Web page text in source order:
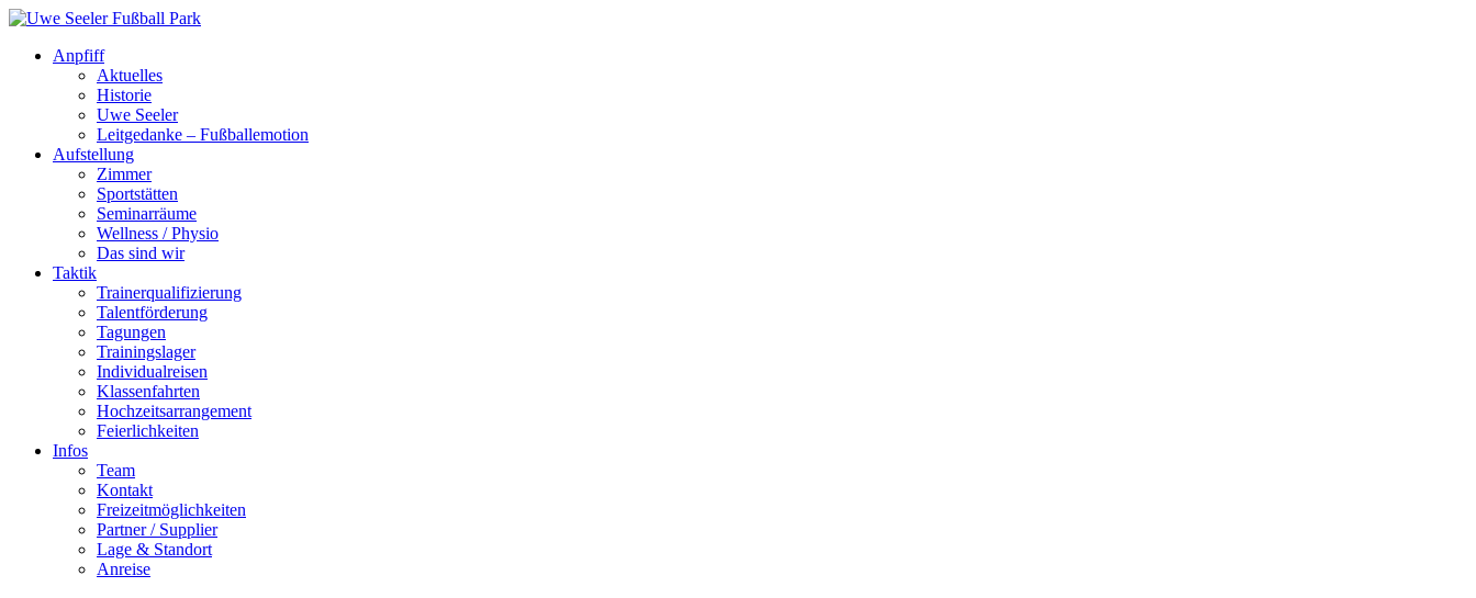
Anpfiff
Aktuelles
Historie
Uwe Seeler
Leitgedanke – Fußballemotion
Aufstellung
Zimmer
Sportstätten
Seminarräume
Wellness / Physio
Das sind wir
Taktik
Trainerqualifizierung
Talentförderung
Tagungen
Trainingslager
Individualreisen
Klassenfahrten
Hochzeitsarrangement
Feierlichkeiten
Infos
Team
Kontakt
Freizeitmöglichkeiten
Partner / Supplier
Lage & Standort
Anreise